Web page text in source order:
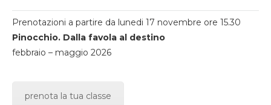
Prenotazioni a partire da lunedi 17 novembre ore 15.30
Pinocchio. Dalla favola al destino
febbraio – maggio 2026
prenota la tua classe